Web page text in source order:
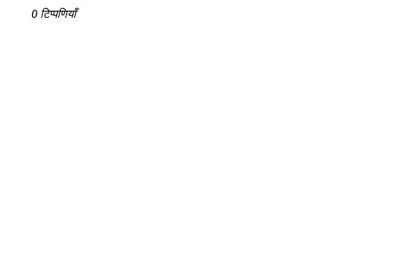
0 टिप्पणियाँ